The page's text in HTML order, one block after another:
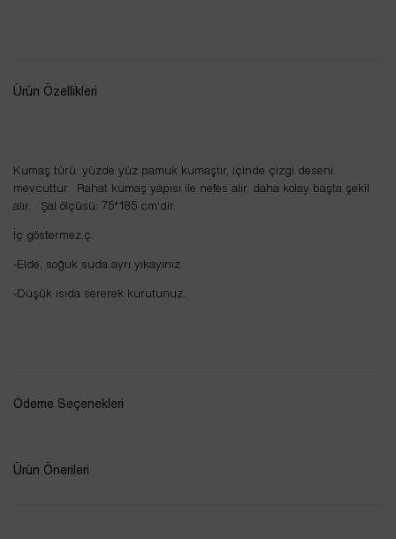
Ürün Özellikleri
Kumaş türü: yüzde yüz pamuk kumaştır, içinde çizgi deseni
mevcuttur. Rahat kumaş yapısı ile nefes alır, daha kolay başta şekil
alır. Şal ölçüsü: 75*185 cm'dir.
İç göstermez.ç.
-Elde, soğuk suda ayrı yıkayınız.
-Düşük ısıda sererek kurutunuz.
Ödeme Seçenekleri
Ürün Önerileri